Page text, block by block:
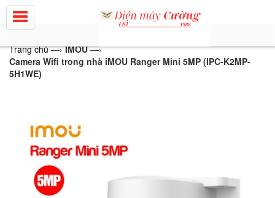
Trang chủ—› IMOU—›
Camera Wifi trong nhà iMOU Ranger Mini 5MP (IPC-K2MP-
5H1WE)